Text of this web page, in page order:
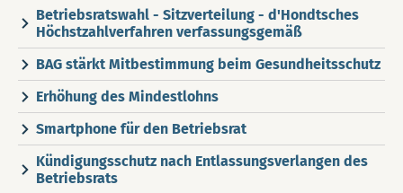
Betriebsratswahl - Sitzverteilung - d'Hondtsches
Höchstzahlverfahren verfassungsgemäß
BAG stärkt Mitbestimmung beim Gesundheitsschutz
Erhöhung des Mindestlohns
Smartphone für den Betriebsrat
Kündigungsschutz nach Entlassungsverlangen des
Betriebsrats